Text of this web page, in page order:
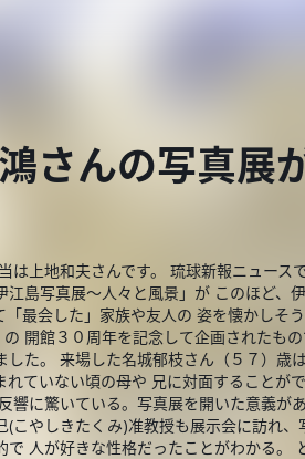
さんの写真展
上地和夫さんです。 琉球新報ニュース
島写真展～人々と風景」が このほど、
最会した」家族や友人の 姿を懐かしそ
開館３０周年を記念して企画されたも
た。 来場した名城郁枝さん（５７）歳
ていない頃の母や 兄に対面することが
に驚いている。写真展を開いた意義が
こやしきたくみ)准教授も展示会に訪れ
人が好きな性格だったことがわかる。